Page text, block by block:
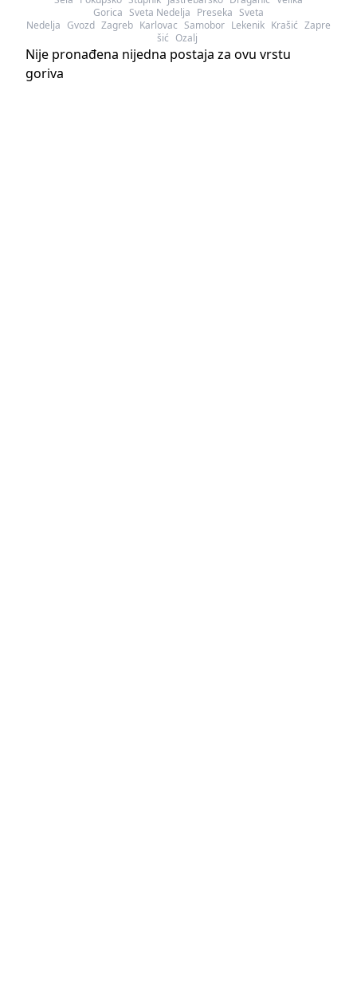
Gorica Sveta Nedelja Preseka Sveta
Nedelja Gvozd Zagreb Karlovac Samobor Lekenik Krašić Zapre
šić Ozalj
Nije pronađena nijedna postaja za ovu vrstu
goriva